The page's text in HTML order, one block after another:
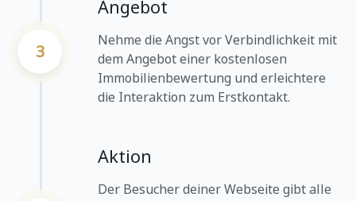
3
Angebot
Nehme die Angst vor Verbindlichkeit mit
dem Angebot einer kostenlosen
Immobilienbewertung und erleichtere
die Interaktion zum Erstkontakt.
Aktion
Der Besucher deiner Webseite gibt alle